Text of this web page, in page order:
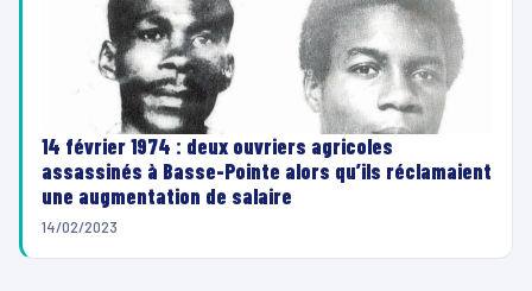
14 février 1974 : deux ouvriers agricoles
assassinés à Basse-Pointe alors qu’ils réclamaient
une augmentation de salaire
14/02/2023